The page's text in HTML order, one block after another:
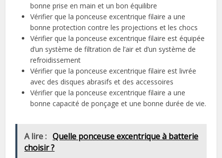
bonne prise en main et un bon équilibre
Vérifier que la ponceuse excentrique filaire a une
bonne protection contre les projections et les chocs
Vérifier que la ponceuse excentrique filaire est équipée
d’un système de filtration de l’air et d’un système de
refroidissement
Vérifier que la ponceuse excentrique filaire est livrée
avec des disques abrasifs et des accessoires
Vérifier que la ponceuse excentrique filaire a une
bonne capacité de ponçage et une bonne durée de vie.
A lire : Quelle ponceuse excentrique à batterie
choisir ?